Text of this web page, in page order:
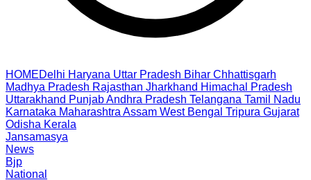
HOMEDelhi Haryana Uttar Pradesh Bihar Chhattisgarh
Madhya Pradesh Rajasthan Jharkhand Himachal Pradesh
Uttarakhand PunjabAndhra Pradesh Telangana Tamil Nadu
Karnataka Maharashtra Assam West Bengal Tripura Gujarat
Odisha Kerala
Jansamasya
News
Bjp
National